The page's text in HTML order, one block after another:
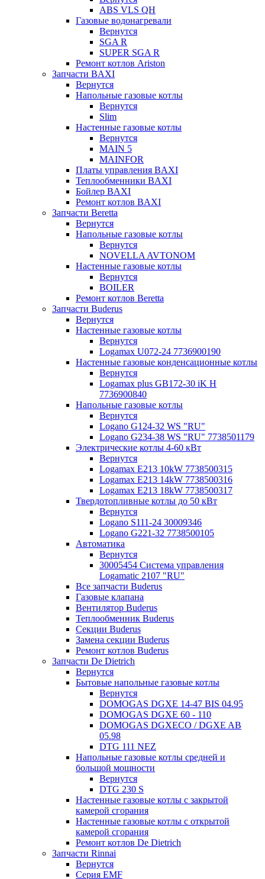
ABS VLS QH
Газовые водонагревали
Вернутся
SGA R
SUPER SGA R
Ремонт котлов Ariston
Запчасти BAXI
Вернутся
Напольные газовые котлы
Вернутся
Slim
Настенные газовые котлы
Вернутся
MAIN 5
MAINFOR
Платы управления BAXI
Теплообменники BAXI
Бойлер BAXI
Ремонт котлов BAXI
Запчасти Beretta
Вернутся
Напольные газовые котлы
Вернутся
NOVELLA AVTONOM
Настенные газовые котлы
Вернутся
BOILER
Ремонт котлов Beretta
Запчасти Buderus
Вернутся
Настенные газовые котлы
Вернутся
Logamax U072-24 7736900190
Настенные газовые конденсационные котлы
Вернутся
Logamax plus GB172-30 iK H
7736900840
Напольные газовые котлы
Вернутся
Logano G124-32 WS "RU"
Logano G234-38 WS "RU" 7738501179
Электрические котлы 4-60 кВт
Вернутся
Logamax E213 10kW 7738500315
Logamax E213 14kW 7738500316
Logamax E213 18kW 7738500317
Твердотопливные котлы до 50 кВт
Вернутся
Logano S111-24 30009346
Logano G221-32 7738500105
Автоматика
Вернутся
30005454 Система управления
Logamatic 2107 "RU"
Все запчасти Buderus
Газовые клапана
Вентилятор Buderus
Теплообменник Buderus
Секции Buderus
Замена секции Buderus
Ремонт котлов Buderus
Запчасти De Dietrich
Вернутся
Бытовые напольные газовые котлы
Вернутся
DOMOGAS DGXE 14-47 BIS 04.95
DOMOGAS DGXE 60 - 110
DOMOGAS DGXECO / DGXE AB
05.98
DTG 111 NEZ
Напольные газовые котлы средней и
большой мощности
Вернутся
DTG 230 S
Настенные газовые котлы с закрытой
камерой сгорания
Настенные газовые котлы с открытой
камерой сгорания
Ремонт котлов Dе Dietrich
Запчасти Rinnai
Вернутся
Серия EMF